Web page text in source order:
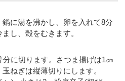
に湯を沸かし、卵を入れて8分
し、殻をむきます。
分に切ります。さつま揚げは1㎝
ねぎは縦薄切りにします。